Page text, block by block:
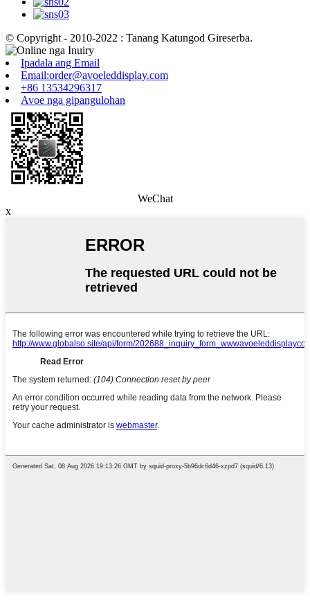
© Copyright - 2010-2022 : Tanang Katungod Gireserba.
Ipadala ang Email
Email:order@avoeleddisplay.com
+86 13534296317
Avoe nga gipangulohan
WeChat
x